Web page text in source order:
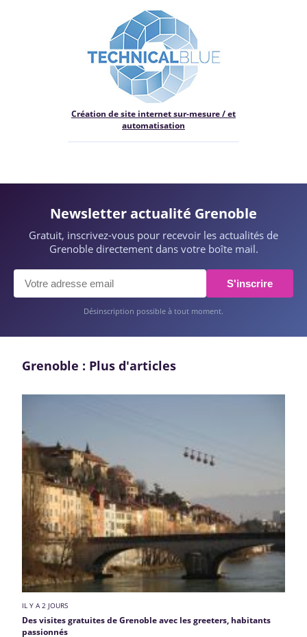
Création de site internet sur-mesure / et
automatisation
Newsletter actualité Grenoble
Gratuit, inscrivez-vous pour recevoir les actualités de
Grenoble directement dans votre boîte mail.
S'inscrire
Désinscription possible à tout moment.
Grenoble : Plus d'articles
IL Y A 2 JOURS
Des visites gratuites de Grenoble avec les greeters, habitants
passionnés